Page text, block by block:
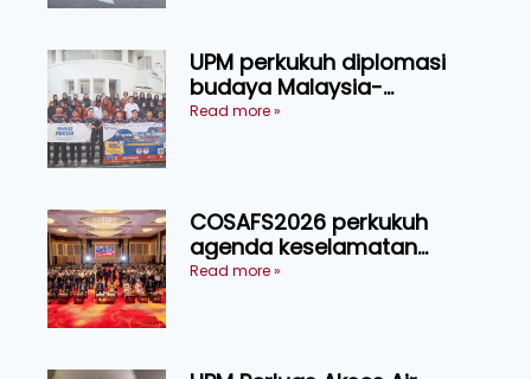
UPM perkukuh diplomasi
budaya Malaysia-
Indonesia melalui Narasi
Read more »
COSAFS2026 perkukuh
agenda keselamatan
makanan, AgriHub pacu
Read more »